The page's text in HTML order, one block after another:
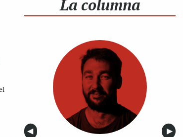
La columna
Anterior
◀︎ ▶︎